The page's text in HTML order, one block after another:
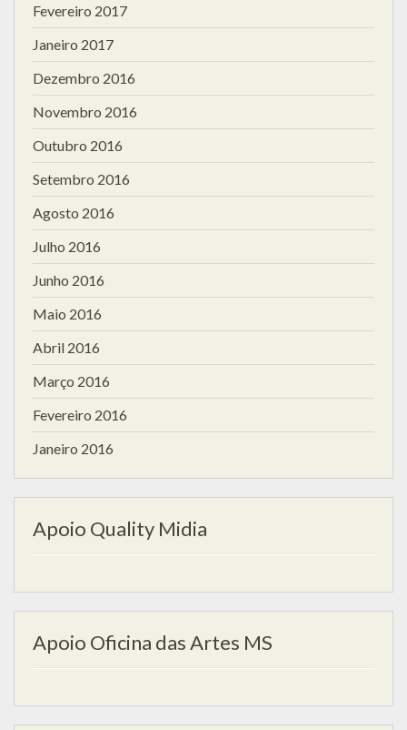
Fevereiro 2017
Janeiro 2017
Dezembro 2016
Novembro 2016
Outubro 2016
Setembro 2016
Agosto 2016
Julho 2016
Junho 2016
Maio 2016
Abril 2016
Março 2016
Fevereiro 2016
Janeiro 2016
Apoio Quality Midia
Apoio Oficina das Artes MS